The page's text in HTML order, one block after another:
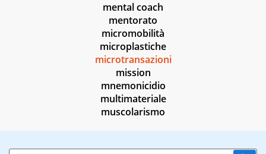
mental coach
mentorato
micromobilità
microplastiche
microtransazioni
mission
mnemonicidio
multimateriale
muscolarismo